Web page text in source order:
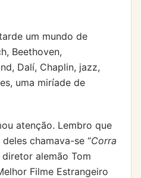
um mundo de
Beethoven,
Dalí, Chaplin, jazz,
uma miríade de
atenção. Lembro que
chamava-se “Corra
diretor alemão Tom
Filme Estrangeiro